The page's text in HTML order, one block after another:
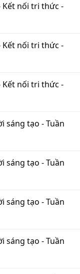
Kết nối tri thức -
Kết nối tri thức -
Kết nối tri thức -
sáng tạo - Tuần
sáng tạo - Tuần
sáng tạo - Tuần
sáng tạo - Tuần